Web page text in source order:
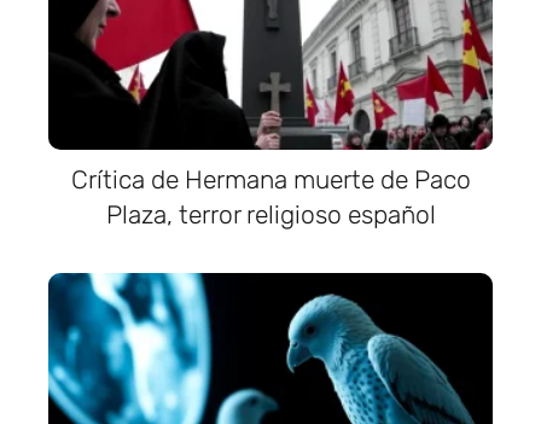
Crítica de Hermana muerte de Paco
Plaza, terror religioso español